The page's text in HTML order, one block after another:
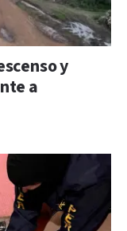
y
a